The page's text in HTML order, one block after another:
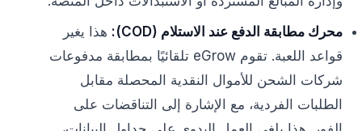
محرك مطابقة الدفع عند الاستلام (COD):
هذا يغير
قواعد اللعبة. تقوم eGrow تلقائيًا بمطابقة مدفوعات
شركات الشحن للأموال النقدية المحصلة مقابل
الطلبات الفردية، مع الإشارة إلى التناقضات على